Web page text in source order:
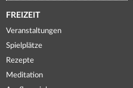
FREIZEIT
Veranstaltungen
Spielplätze
Rezepte
Meditation